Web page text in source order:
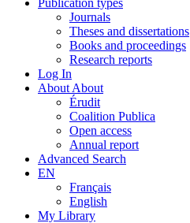
Journals
Theses and dissertations
Books and proceedings
Research reports
Log In
About About
Érudit
Coalition Publica
Open access
Annual report
Advanced Search
EN
Français
English
My Library